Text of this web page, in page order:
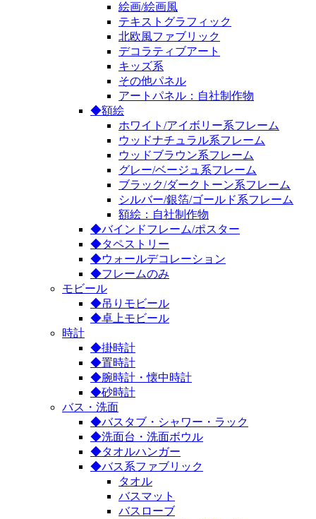
絵画/絵画風
テキストグラフィック
北欧風ファブリック
デコラティブアート
キッズ系
その他パネル
アートパネル：自社制作物
◆額絵
ホワイト/アイボリー系フレーム
ウッドナチュラル系フレーム
ウッドブラウン系フレーム
グレー/ベージュ系フレーム
ブラック/ダークトーン系フレーム
シルバー/銀箔/ゴールド系フレーム
額絵：自社制作物
◆バインドフレーム/ポスター
◆タペストリー
◆ウォールデコレーション
◆フレームのみ
モビール
◆吊りモビール
◆卓上モビール
時計
◆掛時計
◆置時計
◆腕時計・懐中時計
◆砂時計
バス・洗面
◆バスタブ・シャワー・ラック
◆洗面台・洗面ボウル
◆タオルハンガー
◆バス系ファブリック
タオル
バスマット
バスローブ